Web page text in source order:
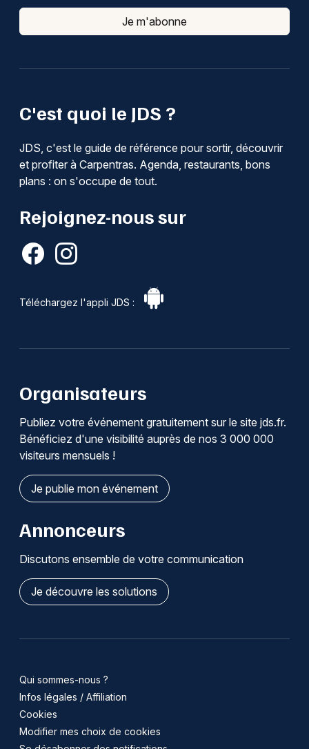
C'est quoi le JDS ?
JDS, c'est le guide de référence pour sortir, découvrir
et profiter à Carpentras. Agenda, restaurants, bons
plans : on s'occupe de tout.
Rejoignez-nous sur
Téléchargez l'appli JDS :
Je m'abonne
Organisateurs
Publiez votre événement gratuitement sur le site jds.fr.
Bénéficiez d'une visibilité auprès de nos 3 000 000
visiteurs mensuels !
Je publie mon événement
Annonceurs
Discutons ensemble de votre communication
Je découvre les solutions
Qui sommes-nous ?
Infos légales / Affiliation
Cookies
Modifier mes choix de cookies